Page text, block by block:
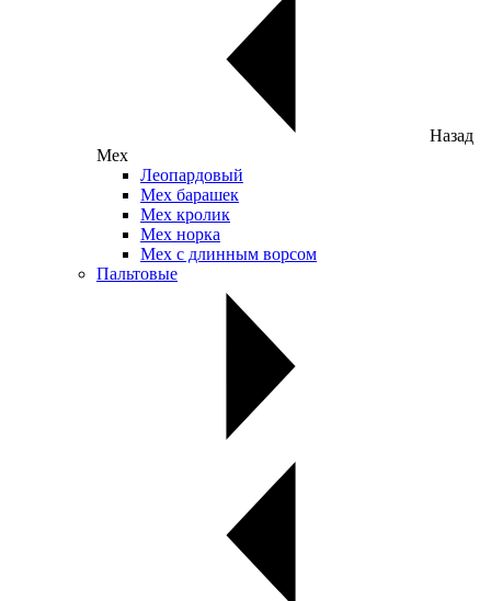
Назад
Мех
Леопардовый
Мех барашек
Мех кролик
Мех норка
Мех с длинным ворсом
Пальтовые